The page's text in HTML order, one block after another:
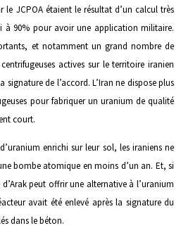
le JCPOA étaient le résultat d’un calcul très
à 90% pour avoir une application militaire.
et notamment un grand nombre de
actives sur le territoire iranien
signature de l’accord. L’Iran ne dispose plus
pour fabriquer un uranium de qualité
court.
enrichi sur leur sol, les iraniens ne
bombe atomique en moins d’un an. Et, si
peut offrir une alternative à l’uranium
avait été enlevé après la signature du
dans le béton.